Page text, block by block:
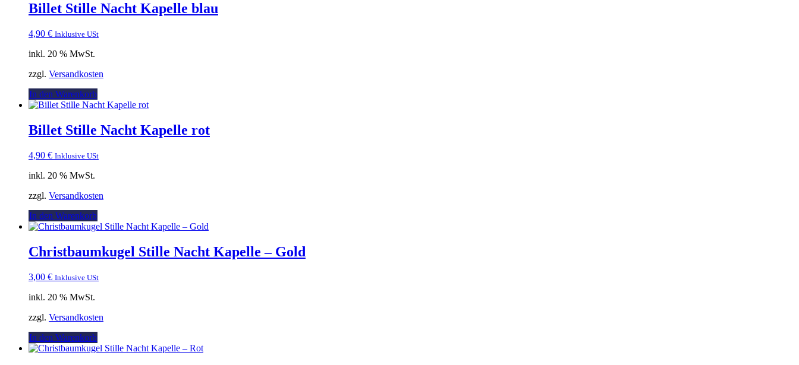
Billet Stille Nacht Kapelle blau
4,90 € Inklusive USt
inkl. 20 % MwSt.
zzgl. Versandkosten
In den Warenkorb
Billet Stille Nacht Kapelle rot
4,90 € Inklusive USt
inkl. 20 % MwSt.
zzgl. Versandkosten
In den Warenkorb
Christbaumkugel Stille Nacht Kapelle – Gold
3,00 € Inklusive USt
inkl. 20 % MwSt.
zzgl. Versandkosten
In den Warenkorb